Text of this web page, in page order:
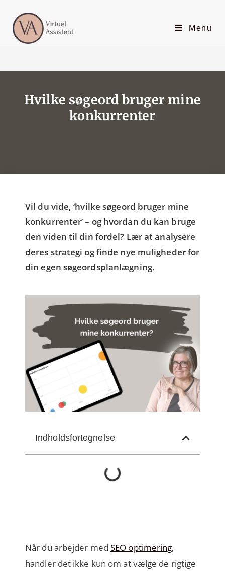
Menu
Hvilke søgeord bruger mine
konkurrenter
Vil du vide, ‘hvilke søgeord bruger mine
konkurrenter’ – og hvordan du kan bruge
den viden til din fordel? Lær at analysere
deres strategi og finde nye muligheder for
din egen søgeordsplanlægning.
Indholdsfortegnelse
Når du arbejder medSEO optimering,
handler det ikke kun om at vælge de rigtige